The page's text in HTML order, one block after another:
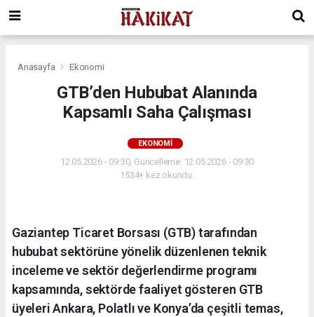
Anasayfa Ekonomi
GTB’den Hububat Alanında
Kapsamlı Saha Çalışması
EKONOMI
12.05.2026 - 09:30, Güncelleme: 12.05.2026 - 09:30
1534+ kez okundu.
Gaziantep Ticaret Borsası (GTB) tarafından
hububat sektörüne yönelik düzenlenen teknik
inceleme ve sektör değerlendirme programı
kapsamında, sektörde faaliyet gösteren GTB
üyeleri Ankara, Polatlı ve Konya’da çeşitli temas,